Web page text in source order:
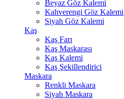
Beyaz Göz Kalemi
Kahverengi Göz Kalemi
Siyah Göz Kalemi
Kaş
Kaş Farı
Kaş Maskarası
Kaş Kalemi
Kaş Şekillendirici
Maskara
Renkli Maskara
Siyah Maskara